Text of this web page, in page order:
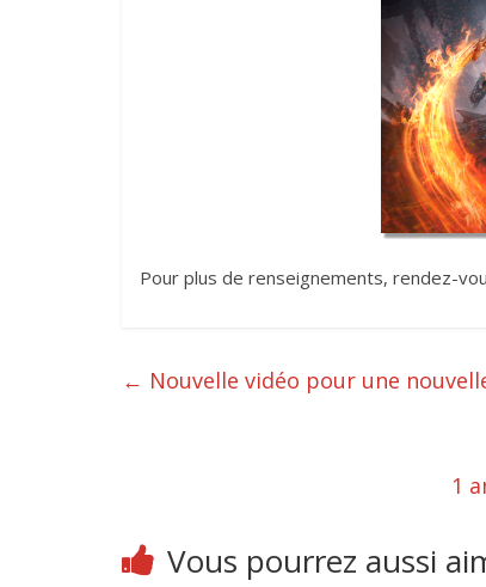
Pour plus de renseignements, rendez-
← Nouvelle vidéo pour une
1
Vous pourrez aussi